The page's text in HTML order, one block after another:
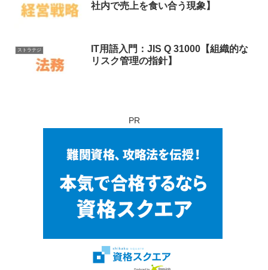
社内で売上を食い合う現象】
ストラテジ
IT用語入門：JIS Q 31000【組織的な
リスク管理の指針】
PR